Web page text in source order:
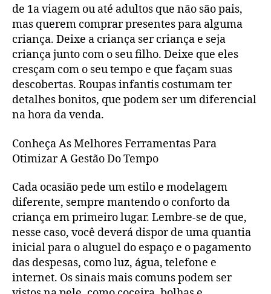
de 1a viagem ou até adultos que não são pais,
mas querem comprar presentes para alguma
criança. Deixe a criança ser criança e seja
criança junto com o seu filho. Deixe que eles
cresçam com o seu tempo e que façam suas
descobertas. Roupas infantis costumam ter
detalhes bonitos, que podem ser um diferencial
na hora da venda.
Conheça As Melhores Ferramentas Para
Otimizar A Gestão Do Tempo
Cada ocasião pede um estilo e modelagem
diferente, sempre mantendo o conforto da
criança em primeiro lugar. Lembre-se de que,
nesse caso, você deverá dispor de uma quantia
inicial para o aluguel do espaço e o pagamento
das despesas, como luz, água, telefone e
internet. Os sinais mais comuns podem ser